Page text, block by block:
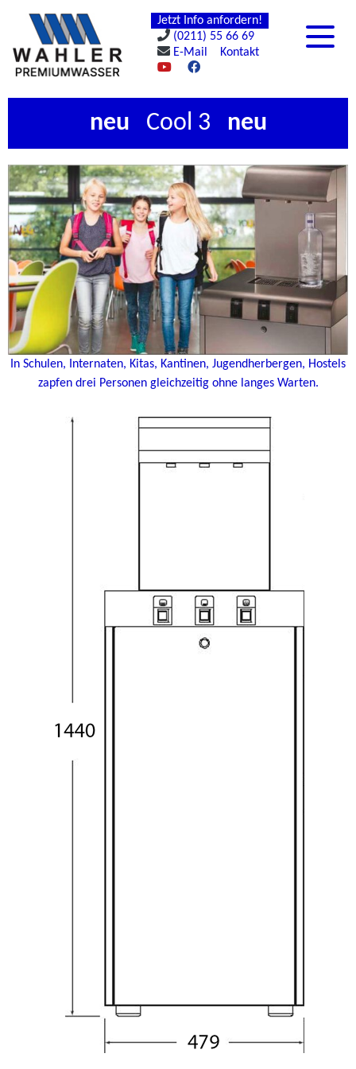
Jetzt Info anfordern!
(0211) 55 66 69
E-Mail
Kontakt
neu Cool 3 neu
In Schulen, Internaten, Kitas, Kantinen, Jugendherbergen, Hostels
zapfen drei Personen gleichzeitig ohne langes Warten.